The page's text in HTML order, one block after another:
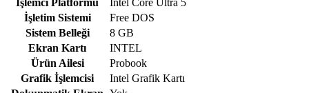
İşletim Sistemi
Free DOS
Sistem Belleği
8 GB
Ekran Kartı
INTEL
Ürün Ailesi
Probook
Grafik İşlemcisi
Intel Grafik Kartı